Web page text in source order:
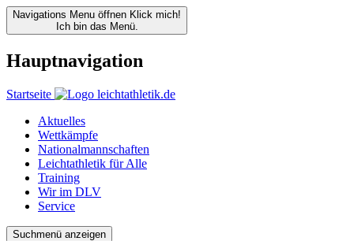
Navigations Menu öffnen Klick mich!
Ich bin das Menü.
Hauptnavigation
Startseite
Aktuelles
Wettkämpfe
Nationalmannschaften
Leichtathletik für Alle
Training
Wir im DLV
Service
Suchmenü anzeigen